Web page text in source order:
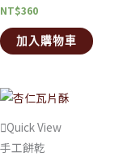
NT$360
加入購物車
Quick View
手工餅乾